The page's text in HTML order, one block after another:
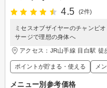
4.5
(2件)
ミセスオブザイヤーのチャンピ
サージで理想の身体へ
アクセス：JR山手線 目白駅 徒
ポイントが貯まる・使える メ
メニュー別参考価格